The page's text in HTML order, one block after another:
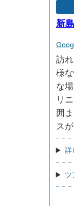
新
訪
様
な
リ
囲
ス
詳
ツ